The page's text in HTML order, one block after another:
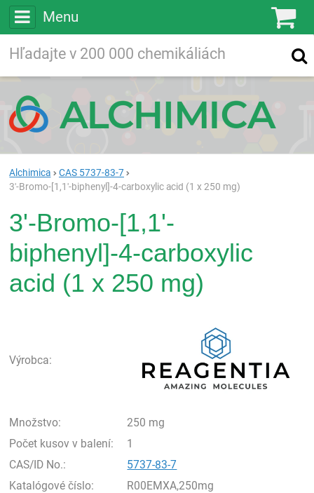
Menu
Vyhľadávanie
Alchimica
CAS 5737-83-7
3'-Bromo-[1,1'-biphenyl]-4-carboxylic acid (1 x 250 mg)
3'-Bromo-[1,1'-
biphenyl]-4-carboxylic
acid (1 x 250 mg)
Výrobca:
Množstvo:
250 mg
Počet kusov v balení:
1
CAS/ID No.:
5737-83-7
Katalógové číslo:
R00EMXA,250mg